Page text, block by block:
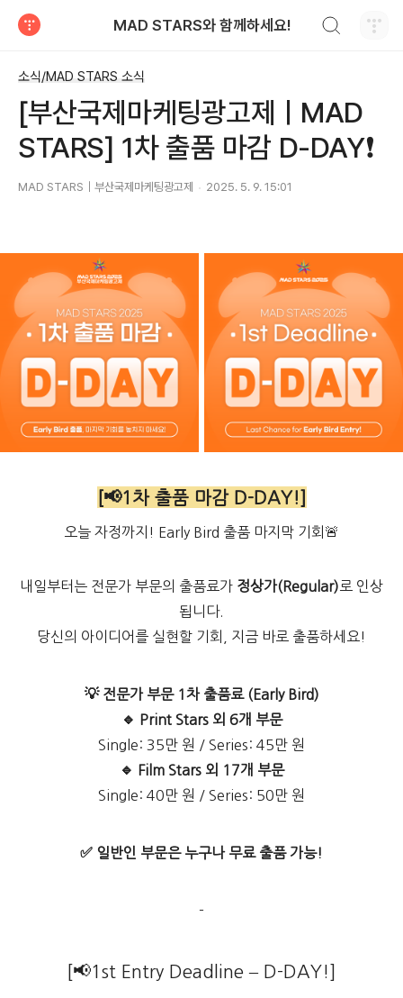
MAD STARS와 함께하세요!
소식/MAD STARS 소식
[부산국제마케팅광고제ㅣMAD
STARS] 1차 출품 마감 D-DAY❗
MAD STARS｜부산국제마케팅광고제 2025. 5. 9. 15:01
[📢1차 출품 마감 D-DAY!]
오늘 자정까지! Early Bird 출품 마지막 기회🚨
내일부터는 전문가 부문의 출품료가 정상가(Regular)로 인상
됩니다.
당신의 아이디어를 실현할 기회, 지금 바로 출품하세요!
💡 전문가 부문1 차 출품료(Early Bird)
🔹 Print Stars 외 6개 부문
Single: 35만 원 / Series: 45만 원
🔹 Film Stars 외 17개 부문
Single: 40만 원 / Series: 50만 원
✅ 일반인 부문은 누구나 무료 출품 가능!
-
[📢1st Entry Deadline – D-DAY!]